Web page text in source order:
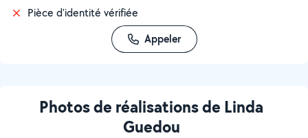
Pièce d'identité vérifiée
Appeler
Photos de réalisations de Linda
Guedou